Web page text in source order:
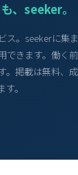
、seeker。
ス。seekerに集
できます。働く
。掲載は無料、
。